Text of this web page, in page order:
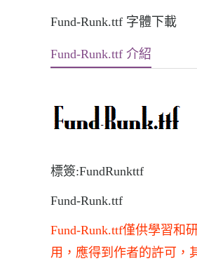
Fund-Runk.ttf 字體下載
Fund-Runk.ttf 介紹
標簽:FundRunkttf
Fund-Runk.ttf
Fund-Runk.ttf僅供學習和
用，應得到作者的許可，